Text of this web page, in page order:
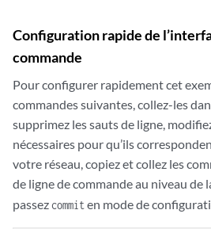
Configuration rapide de
commande
Pour configurer rapidement cet
commandes suivantes, collez-les
supprimez les sauts de ligne,
nécessaires pour qu’ils
votre réseau, copiez et collez les
de ligne de commande au niveau de
passez commiten mode de